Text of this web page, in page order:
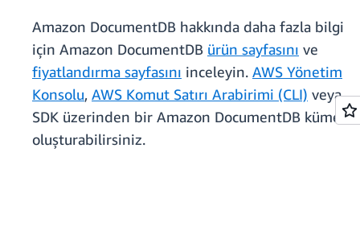
Amazon DocumentDB hakkında daha fazla bilgi
için Amazon DocumentDB ürün sayfasını ve
fiyatlandırma sayfasını inceleyin. AWS Yönetim
Konsolu, AWS Komut Satırı Arabirimi (CLI) veya
SDK üzerinden bir Amazon DocumentDB kümesi
oluşturabilirsiniz.